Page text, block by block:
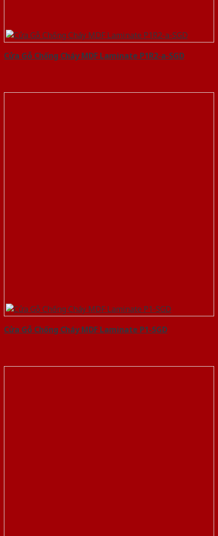
Cửa Gỗ Chống Cháy MDF Laminate P1R2-a-SGD
Cửa Gỗ Chống Cháy MDF Laminate P1-SGD